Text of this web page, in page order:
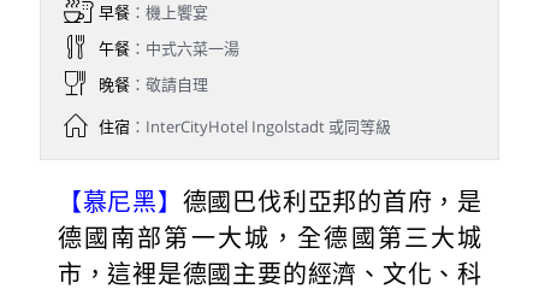
早餐：機上饗宴
午餐：中式六菜一湯
晚餐：敬請自理
住宿：InterCityHotel Ingolstadt 或同等級
【慕尼黑】 德國巴伐利亞邦的首府，是
德國南部第一大城，全德國第三大城
市，這裡是德國主要的經濟、文化、科